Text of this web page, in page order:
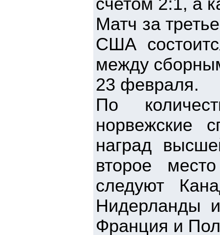
счетом 2:1, а
Матч за
США
между
23 февраля.
По
норвежские
наград
второе
следуют
Нидерланды
Франция и